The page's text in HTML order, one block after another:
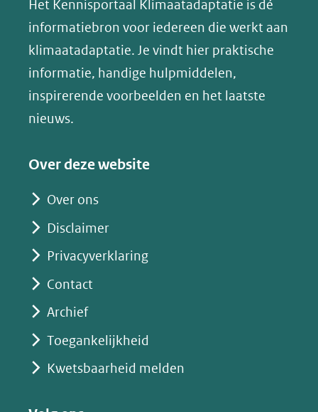
website)
website)
website)
y
(opent
in
nieuw
venster)
naar
een
andere
website)
Het Kennisportaal Klimaatadaptatie is dé
informatiebron voor iedereen die werkt aan
klimaatadaptatie. Je vindt hier praktische
informatie, handige hulpmiddelen,
inspirerende voorbeelden en het laatste
nieuws.
Over deze website
Over ons
Disclaimer
Privacyverklaring
Contact
Archief
Toegankelijkheid
Kwetsbaarheid melden